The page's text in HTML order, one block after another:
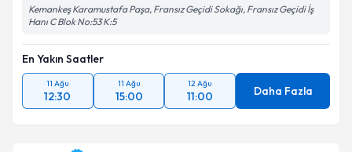
Kemankeş Karamustafa Paşa, Fransız Geçidi Sokağı, Fransız Geçidi İş
Hanı C Blok No:53 K:5
En Yakın Saatler
11 Ağu
12:30
11 Ağu
15:00
12 Ağu
11:00 Daha Fazla